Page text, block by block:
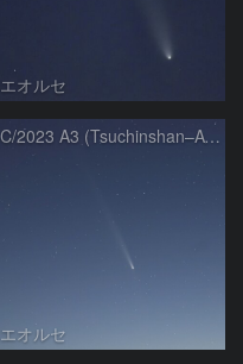
エオルセ
C/2023 A3 (Tsuchinshan–ATLAS)
エオルセ